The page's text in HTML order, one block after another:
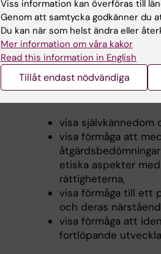
visa förmåga att
undersökningar och
visa vårdpedagogisk
Värderingsförmåga och
För
visa självkännedom
visa förmåga att
etiska aspekter
rättigheterna,
visa förmåga till ett
och deras
visa förmåga att
fortlöpande
Viss information kan överföras till
Genom att samtycka godkänner du
Du kan när som helst ändra eller
Mer information om våra kakor
Read this information in English
Tillåt endast nödvändiga